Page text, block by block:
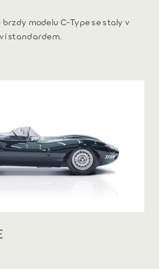
brzdy modelu C‑Type se staly v
standardem.